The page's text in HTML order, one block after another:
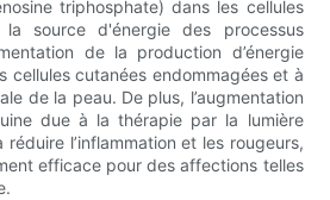
triphosphate) dans les cellules
source d'énergie des processus
de la production d’énergie
cellules cutanées endommagées et à
de la peau. De plus, l’augmentation
due à la thérapie par la lumière
l’inflammation et les rougeurs,
efficace pour des affections telles